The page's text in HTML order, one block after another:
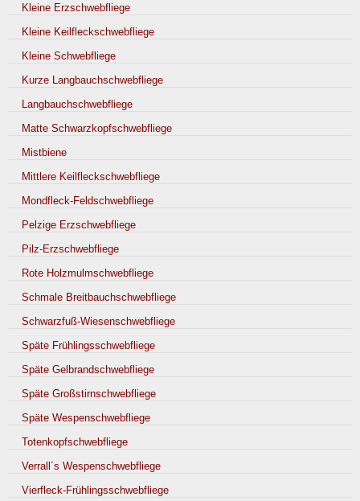
Kleine Erzschwebfliege
Kleine Keilfleckschwebfliege
Kleine Schwebfliege
Kurze Langbauchschwebfliege
Langbauchschwebfliege
Matte Schwarzkopfschwebfliege
Mistbiene
Mittlere Keilfleckschwebfliege
Mondfleck-Feldschwebfliege
Pelzige Erzschwebfliege
Pilz-Erzschwebfliege
Rote Holzmulmschwebfliege
Schmale Breitbauchschwebfliege
Schwarzfuß-Wiesenschwebfliege
Späte Frühlingsschwebfliege
Späte Gelbrandschwebfliege
Späte Großstirnschwebfliege
Späte Wespenschwebfliege
Totenkopfschwebfliege
Verrall´s Wespenschwebfliege
Vierfleck-Frühlingsschwebfliege